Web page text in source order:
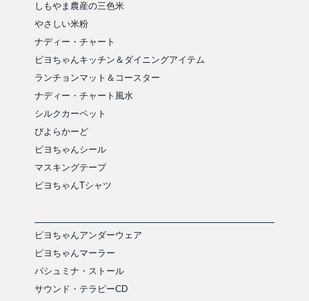
しもやま農産の三色米
やさしい米粉
ナディー・チャート
ピヨちゃんキッチン＆ダイニングアイテム
ランチョンマット＆コースター
ナディー・チャート風水
シルクカーペット
ぴよらかーど
ピヨちゃんシール
マスキングテープ
ピヨちゃんTシャツ
ピヨちゃんアンダーウェア
ピヨちゃんマーラー
パシュミナ・ストール
サウンド・テラピーCD